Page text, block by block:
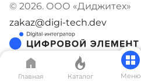
© 2026. ООО «Диджитех»
zakaz@digi-tech.dev
Главная Каталог Меню